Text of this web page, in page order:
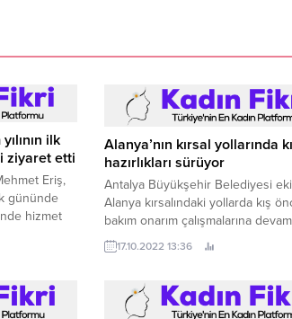
ilk
ziyaret etti
Eriş,
gününde
hizmet
ederek
Alanya’nın kırsal yollarında
hazırlıkları sürüyor
Antalya Büyükşehir Belediyesi
Alanya kırsalındaki yollarda kış
bakım onarım çalışmalarına
17.10.2022 13:36